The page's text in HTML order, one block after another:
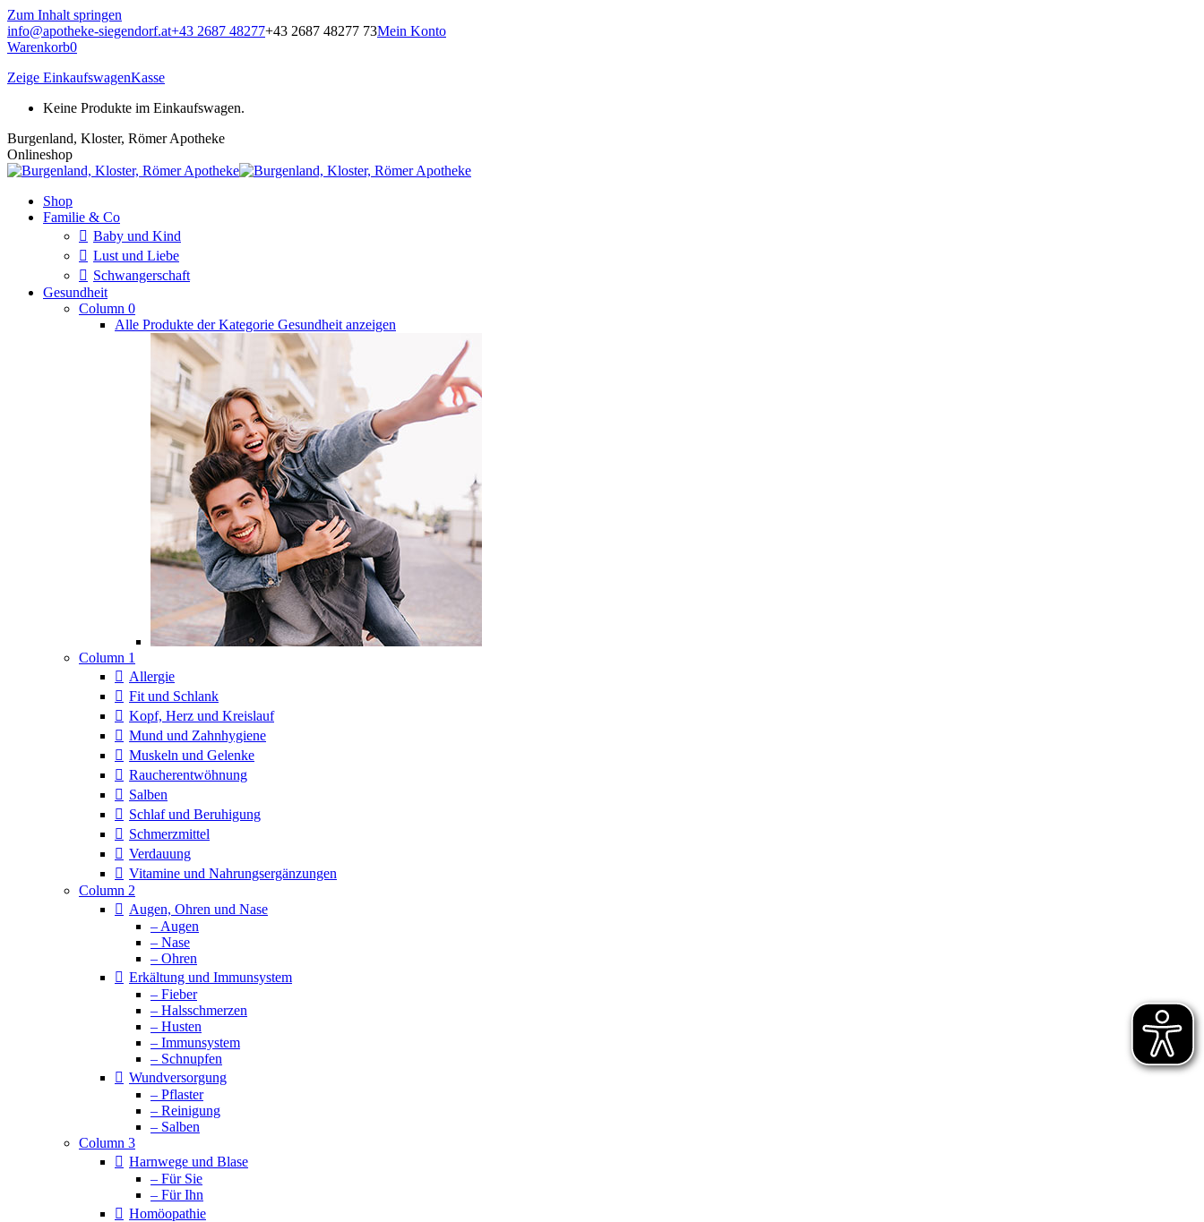
Zum Inhalt springen
info@apotheke-siegendorf.at+43 2687 48277+43 2687 48277 73Mein Konto
Warenkorb0
Zeige EinkaufswagenKasse
Keine Produkte im Einkaufswagen.
Burgenland, Kloster, Römer Apotheke
Onlineshop
Shop
Familie & Co
Baby und Kind
Lust und Liebe
Schwangerschaft
Gesundheit
Column 0
Alle Produkte der Kategorie Gesundheit anzeigen
Column 1
Allergie
Fit und Schlank
Kopf, Herz und Kreislauf
Mund und Zahnhygiene
Muskeln und Gelenke
Raucherentwöhnung
Salben
Schlaf und Beruhigung
Schmerzmittel
Verdauung
Vitamine und Nahrungsergänzungen
Column 2
Augen, Ohren und Nase
– Augen
– Nase
– Ohren
Erkältung und Immunsystem
– Fieber
– Halsschmerzen
– Husten
– Immunsystem
– Schnupfen
Wundversorgung
– Pflaster
– Reinigung
– Salben
Column 3
Harnwege und Blase
– Für Sie
– Für Ihn
Homöopathie